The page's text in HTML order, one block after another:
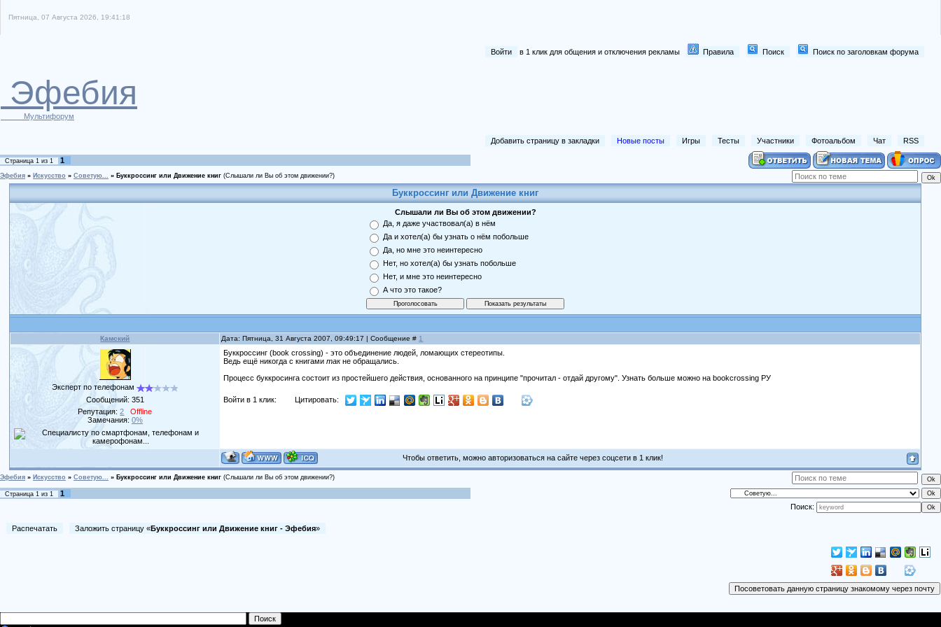
Пятница, 07 Августа 2026, 19:41:18
Войти в 1 клик для общения и отключения рекламы Правила Поиск Поиск по заголовкам форума
Эфебия
Мультифорум
Добавить страницу в закладки Новые посты Игры Тесты Участники Фотоальбом Чат RSS
Страница 1 из 1 1
Эфебия » Искусство » Советую... » Буккроссинг или Движение книг (Слышали ли Вы об этом движении?)
Буккроссинг или Движение книг
Слышали ли Вы об этом движении?
Да, я даже участвовал(а) в нём
Да и хотел(а) бы узнать о нём побольше
Да, но мне это неинтересно
Нет, но хотел(а) бы узнать побольше
Нет, и мне это неинтересно
А что это такое?
Камский Дата: Пятница, 31 Августа 2007, 09:49:17 | Сообщение # 1
Эксперт по телефонам
Сообщений: 351
Репутация:2
Offline
Замечания: 0%
Буккроссинг (book crossing) - это объединение людей, ломающих стереотипы.
Ведь ещё никогда с книгамитакне обращались.
Процесс буккросинга состоит из простейшего действия, основанного на принципе "прочитал - отдай другому". Узнать больше можно на bookcrossing РУ
Войти в 1 клик: Цитировать:
Чтобы ответить, можно авторизоваться на сайте через соцсети в 1 клик!
Эфебия » Искусство » Советую... » Буккроссинг или Движение книг (Слышали ли Вы об этом движении?)
Страница 1 из 1
1
Поиск:
Распечатать Заложить страницу «Буккроссинг или Движение книг - Эфебия»